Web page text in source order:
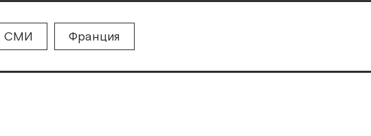
СМИ Франция